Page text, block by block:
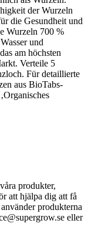
der Wurzeln
die Gesundheit und
Wurzeln 700 %
und
am höchsten
Verteile 5
Für detaillierte
aus BioTabs-
produkter,
att hjälpa dig att få
produkterna
eller